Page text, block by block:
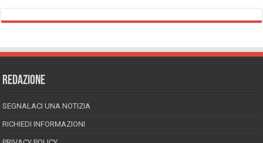
REDAZIONE
SEGNALACI UNA NOTIZIA
RICHIEDI INFORMAZIONI